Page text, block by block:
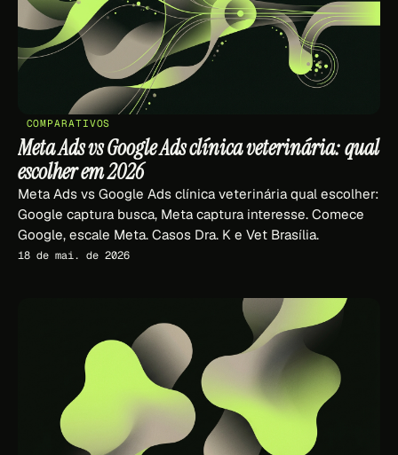
COMPARATIVOS
Meta Ads vs Google Ads clínica veterinária: qual
escolher em 2026
Meta Ads vs Google Ads clínica veterinária qual escolher:
Google captura busca, Meta captura interesse. Comece
Google, escale Meta. Casos Dra. K e Vet Brasília.
18 de mai. de 2026